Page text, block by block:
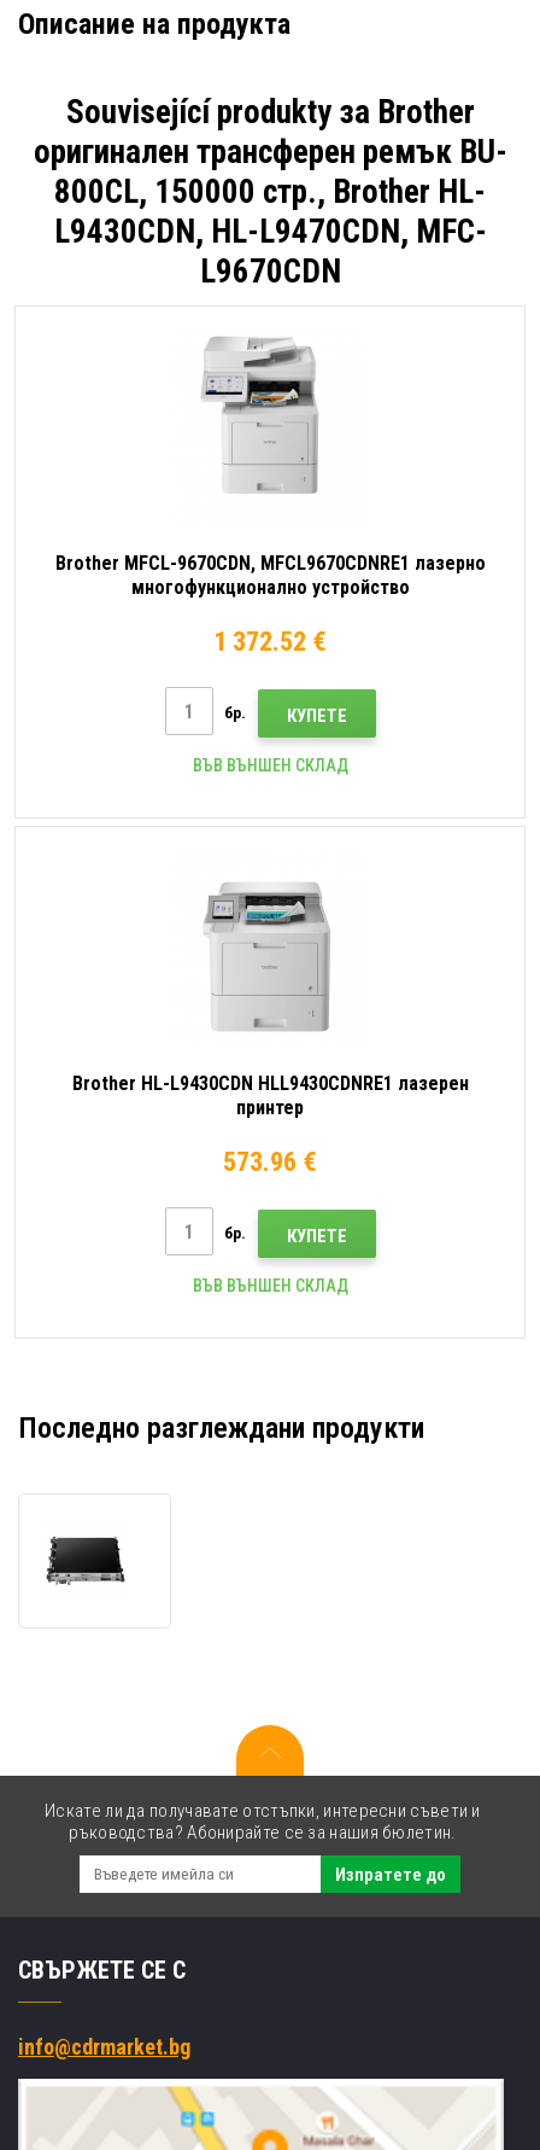
Описание на продукта
Související produkty за Brother
оригинален трансферен ремък BU-
800CL, 150000 стр., Brother HL-
L9430CDN, HL-L9470CDN, MFC-
L9670CDN
Brother MFCL-9670CDN, MFCL9670CDNRE1 лазерно
многофункционално устройство
1 372.52 €
бр. КУПЕТЕ
ВЪВ ВЪНШЕН СКЛАД
Brother HL-L9430CDN HLL9430CDNRE1 лазерен
принтер
573.96 €
бр. КУПЕТЕ
ВЪВ ВЪНШЕН СКЛАД
Последно разглеждани продукти
BU-
L9430CDN,
HL-
L9470CDN,
MFC-
L9670CDN
Искате ли да получавате отстъпки, интересни съвети и
ръководства? Абонирайте се за нашия бюлетин.
Изпратете до
СВЪРЖЕТЕ СЕ С
info@cdrmarket.bg